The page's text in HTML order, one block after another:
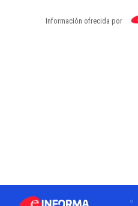
Información ofrecida por